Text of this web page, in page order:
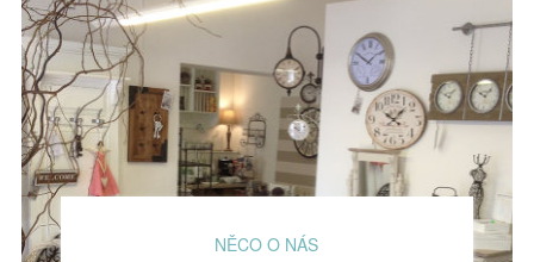
NĚCO O NÁS